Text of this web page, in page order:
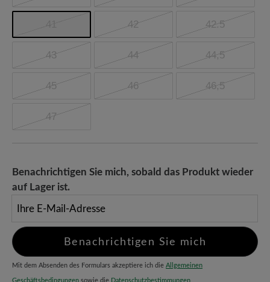
42 42.5
43 44 44,5
45 46 46,5
47
Benachrichtigen Sie mich, sobald das Produkt wieder
auf Lager ist.
Benachrichtigen Sie mich
Mit dem Absenden des Formulars akzeptiere ich die Allgemeinen
Geschäftsbedingungen sowie die Datenschutzbestimmungen